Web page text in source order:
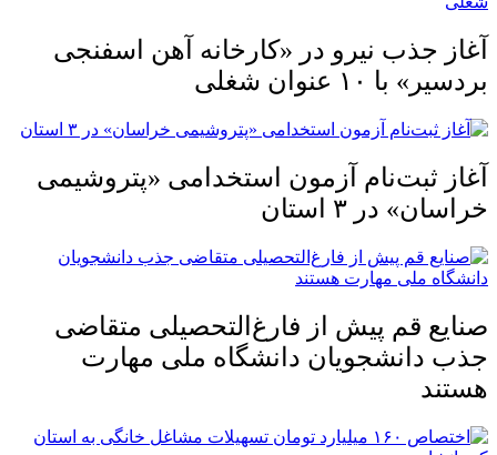
آغاز جذب نیرو در «کارخانه آهن اسفنجی
بردسیر» با ۱۰ عنوان شغلی
آغاز ثبت‌نام آزمون استخدامی «پتروشیمی
خراسان» در ۳ استان
صنایع قم پیش از فارغ‌التحصیلی متقاضی
جذب دانشجویان دانشگاه ملی مهارت
هستند